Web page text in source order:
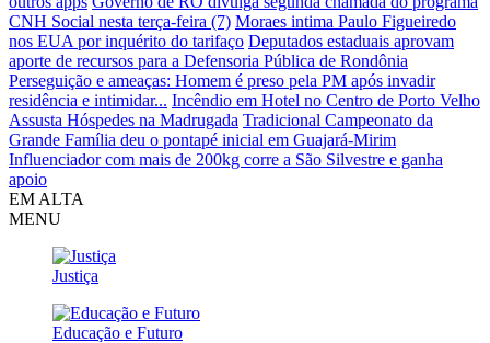
CNH Social nesta terça-feira (7) Moraes intima Paulo Figueiredo
nos EUA por inquérito do tarifaço Deputados estaduais aprovam
aporte de recursos para a Defensoria Pública de Rondônia
Perseguição e ameaças: Homem é preso pela PM após invadir
residência e intimidar... Incêndio em Hotel no Centro de Porto Velho
Assusta Hóspedes na Madrugada Tradicional Campeonato da
Grande Família deu o pontapé inicial em Guajará-Mirim
Influenciador com mais de 200kg corre a São Silvestre e ganha
apoio
EM ALTA
MENU
Justiça
Educação e Futuro